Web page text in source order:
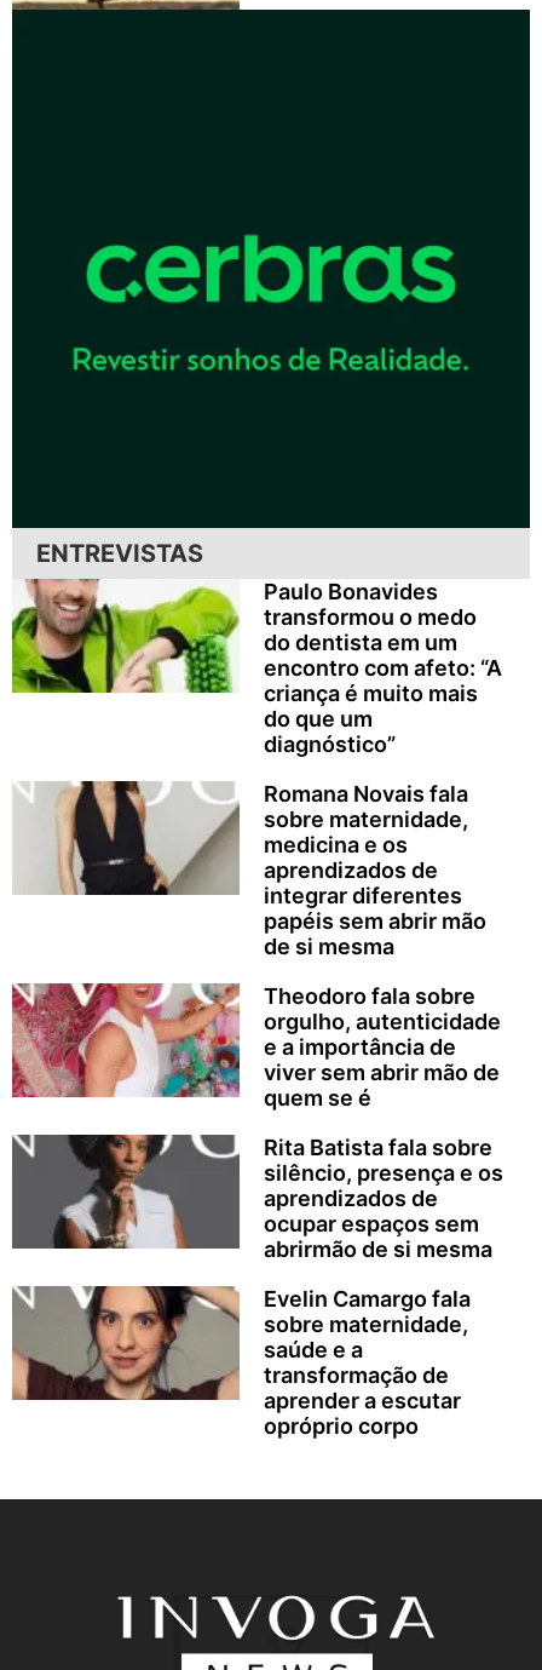
ENTREVISTAS
Paulo Bonavides
transformou o medo
do dentista em um
encontro com afeto: “A
criança é muito mais
do que um
diagnóstico”
Romana Novais fala
sobre maternidade,
medicina e os
aprendizados de
integrar diferentes
papéis sem abrir mão
de si mesma
Theodoro fala sobre
orgulho, autenticidade
e a importância de
viver sem abrir mão de
quem se é
Rita Batista fala sobre
silêncio, presença e os
aprendizados de
ocupar espaços sem
abrirmão de si mesma
Evelin Camargo fala
sobre maternidade,
saúde e a
transformação de
aprender a escutar
opróprio corpo